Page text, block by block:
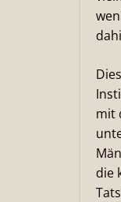
mit
die